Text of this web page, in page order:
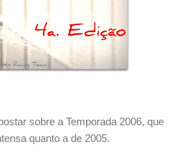
sobre a Temporada 2006, que
quanto a de 2005.